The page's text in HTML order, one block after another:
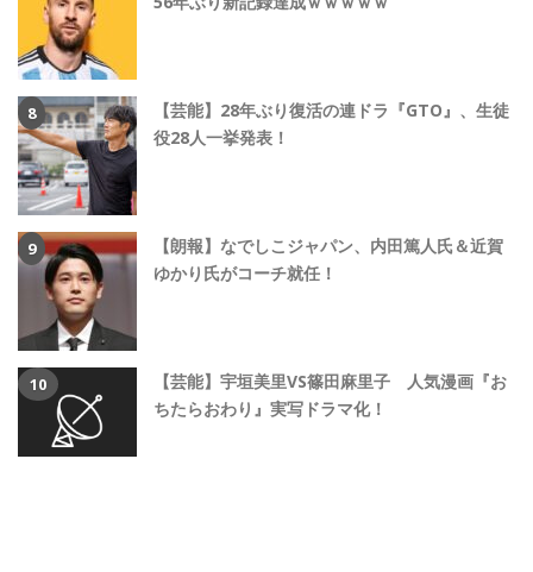
【芸能】28年ぶり復活の連ドラ『GTO』、生徒
役28人一挙発表！
【朗報】なでしこジャパン、内田篤人氏＆近賀
ゆかり氏がコーチ就任！
【芸能】宇垣美里VS篠田麻里子 人気漫画『お
ちたらおわり』実写ドラマ化！